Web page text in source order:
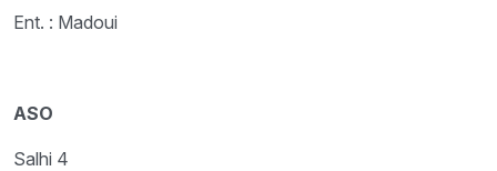
Ent. : Madoui
ASO
Salhi 4